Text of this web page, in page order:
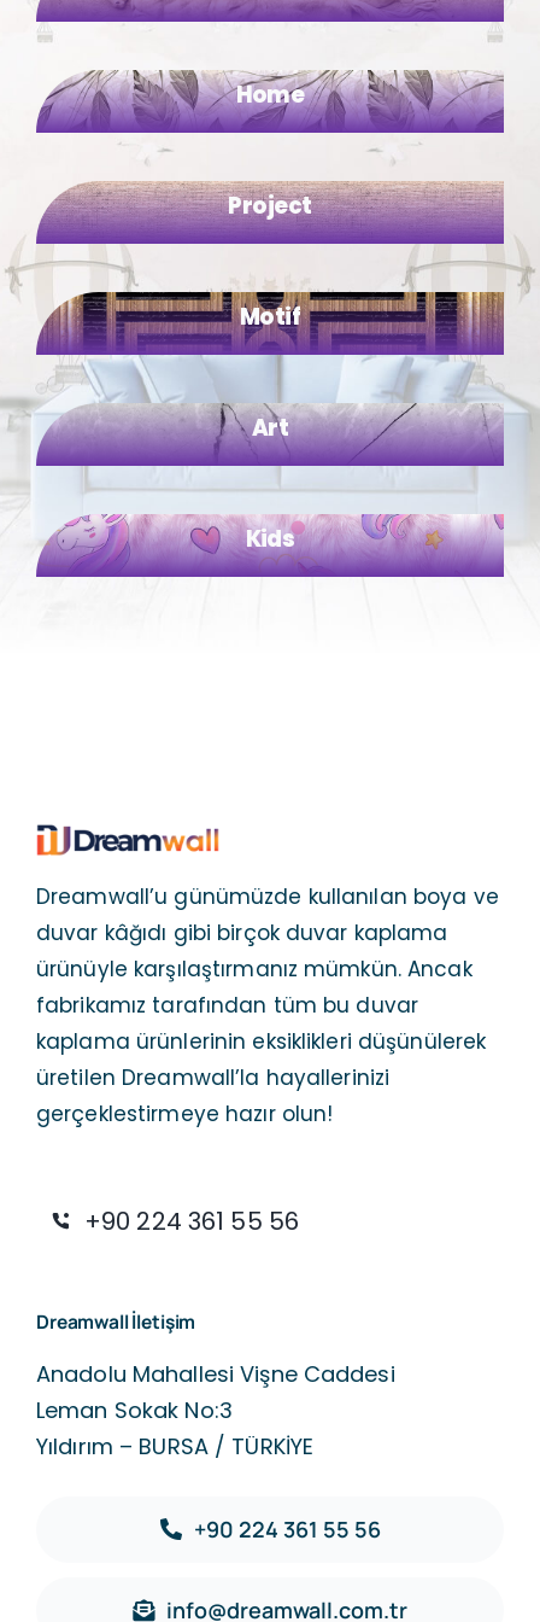
Become a Re-Seller
Contact Us
English(English)
Türkçe(Turkish)
Home
Project
Motif
Art
Kids
Dreamwall’u günümüzde kullanılan boya ve
duvar kâğıdı gibi birçok duvar kaplama
ürünüyle karşılaştırmanız mümkün. Ancak
fabrikamız tarafından tüm bu duvar
kaplama ürünlerinin eksiklikleri düşünülerek
üretilen Dreamwall’la hayallerinizi
gerçeklestirmeye hazır olun!
+90 224 361 55 56
Dreamwall İletişim
Anadolu Mahallesi Vişne Caddesi
Leman Sokak No:3
Yıldırım – BURSA / TÜRKİYE
+90 224 361 55 56
info@dreamwall.com.tr